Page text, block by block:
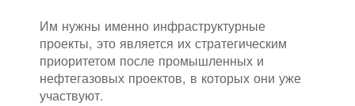
Им нужны именно инфраструктурные
проекты, это является их стратегическим
приоритетом после промышленных и
нефтегазовых проектов, в которых они уже
участвуют.